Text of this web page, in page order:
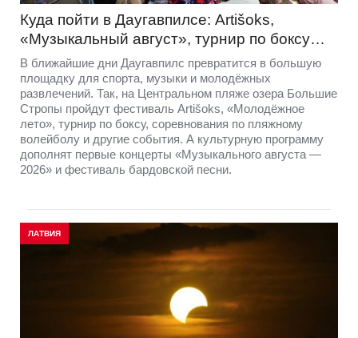
Куда пойти в Даугавпилсе: Artišoks,
«Музыкальный август», турнир по боксу…
В ближайшие дни Даугавпилс превратится в большую
площадку для спорта, музыки и молодёжных
развлечений. Так, на Центральном пляже озера Большие
Стропы пройдут фестиваль Artišoks, «Молодёжное
лето», турнир по боксу, соревнования по пляжному
волейболу и другие события. А культурную программу
дополнят первые концерты «Музыкального августа —
2026» и фестиваль бардовской песни.
ЛАТВИЯ